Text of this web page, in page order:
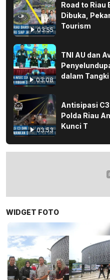
03:55
Road to Riau
Dibuka,
Tourism
03:08
TNI AU dan
dalam
03:53
Antisipasi C3
Polda Riau
Kunci T
WIDGET FOTO